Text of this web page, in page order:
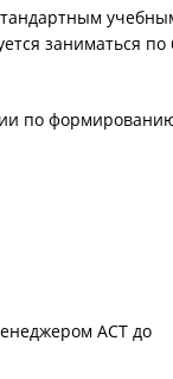
заниматься по
по
АСТ до